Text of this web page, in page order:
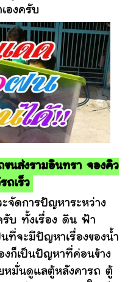
องครับ
นส่งรามอินทรา จองคิว
ถเร็ว
การปัญหาระหว่าง
รับ ทั้งเรื่อง ดิน ฟ้า
ที่จะมีปัญหาเรื่องของน้ำ
องก็เป็นปัญหาที่ค่อนข้าง
หมั่นดูแลตู้หลังคารถ ตู้